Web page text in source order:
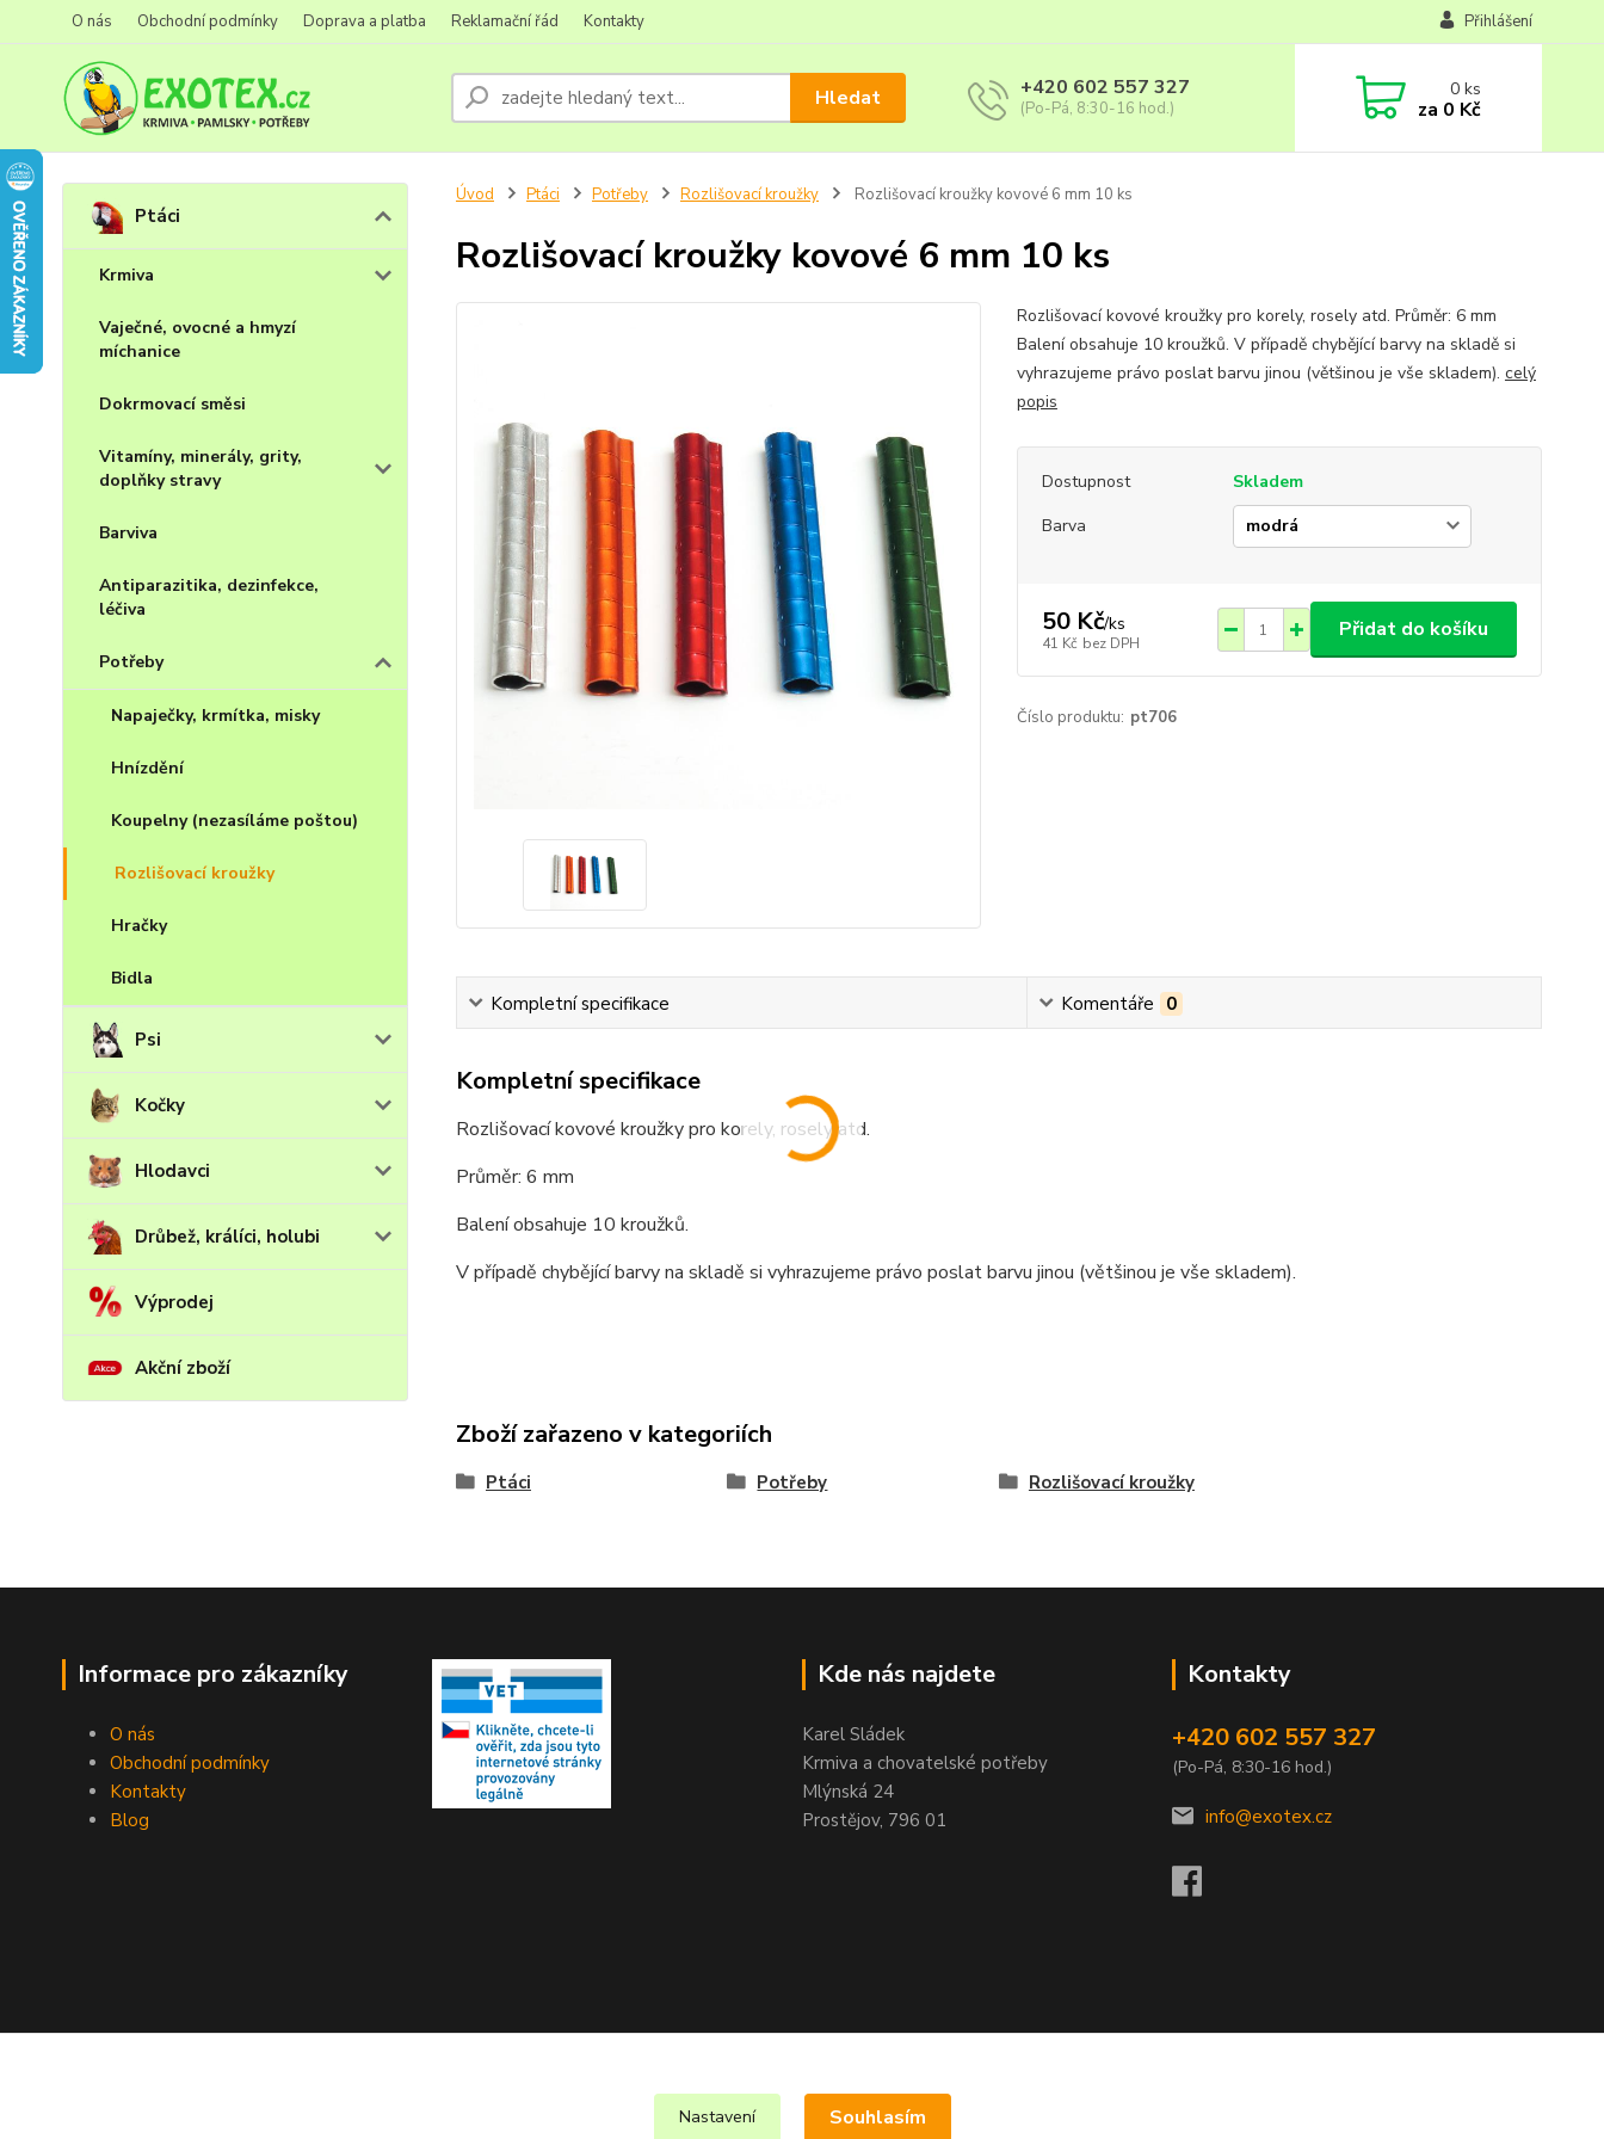
O nás Obchodní podmínky Doprava a platba Reklamační řád Kontakty Přihlášení
Hledat +420 602 557 327
(Po-Pá, 8:30-16 hod.)
0ks
za 0 Kč
Ptáci
Krmiva
Vaječné, ovocné a hmyzí
míchanice
Dokrmovací směsi
Vitamíny, minerály, grity,
doplňky stravy
Barviva
Antiparazitika, dezinfekce,
léčiva
Potřeby
Napaječky, krmítka, misky
Hnízdění
Koupelny (nezasíláme poštou)
Rozlišovací kroužky
Hračky
Bidla
Psi
Kočky
Hlodavci
Drůbež, králíci, holubi
Výprodej
Akční zboží
Úvod Ptáci Potřeby Rozlišovací kroužky Rozlišovací kroužky kovové 6 mm 10 ks
Rozlišovací kroužky kovové 6 mm 10 ks
Rozlišovací kovové kroužky pro korely, rosely atd. Průměr: 6 mm
Balení obsahuje 10 kroužků. V případě chybějící barvy na skladě si
vyhrazujeme právo poslat barvu jinou (většinou je vše skladem). celý
popis
Dostupnost
Skladem
Barva
50 Kč/ks
41 Kč bez DPH
Přidat do košíku
Číslo produktu: pt706
Kompletní specifikace Komentáře 0
Kompletní specifikace
Rozlišovací kovové kroužky pro korely, rosely atd.
Průměr: 6 mm
Balení obsahuje 10 kroužků.
V případě chybějící barvy na skladě si vyhrazujeme právo poslat barvu jinou (většinou je vše skladem).
Zboží zařazeno v kategoriích
Ptáci Potřeby Rozlišovací kroužky
Informace pro zákazníky
O nás
Obchodní podmínky
Kontakty
Blog
Kde nás najdete
Karel Sládek
Krmiva a chovatelské potřeby
Mlýnská 24
Prostějov, 796 01
Kontakty
+420 602 557 327
(Po-Pá, 8:30-16 hod.)
info@exotex.cz
Nastavení Souhlasím